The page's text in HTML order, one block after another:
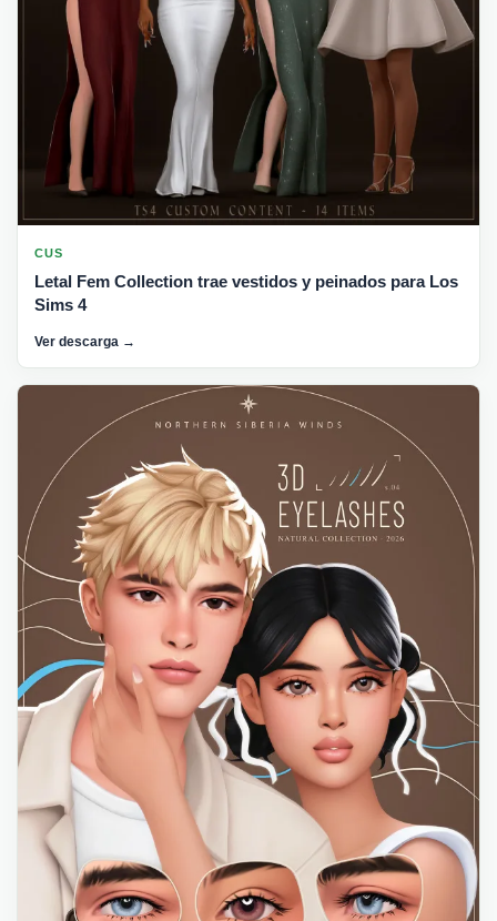
CUS
Letal Fem Collection trae vestidos y peinados para Los
Sims 4
Ver descarga →